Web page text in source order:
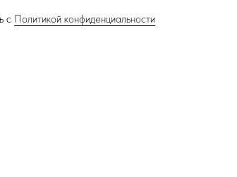
c Политикой конфиденциальности